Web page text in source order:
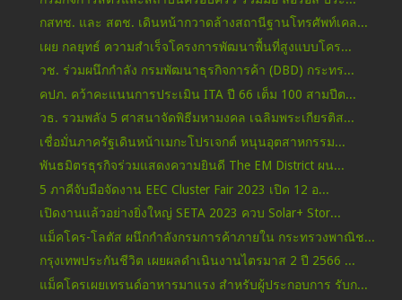
กสทช. และ สตช. เดินหน้ากวาดล้างสถานีฐานโทรศัพท์เคล...
เผย กลยุทธ์ ความสำเร็จโครงการพัฒนาพื้นที่สูงแบบโคร...
วช. ร่วมผนึกกำลัง กรมพัฒนาธุรกิจการค้า (DBD) กระทร...
คปภ. คว้าคะแนนการประเมิน ITA ปี 66 เต็ม 100 สามปีต...
วธ. รวมพลัง 5 ศาสนาจัดพิธีมหามงคล เฉลิมพระเกียรติส...
เชื่อมั่นภาครัฐเดินหน้าเมกะโปรเจกต์ หนุนอุตสาหกรรม...
พันธมิตรธุรกิจร่วมแสดงความยินดี The EM District ผน...
5 ภาคีจับมือจัดงาน EEC Cluster Fair 2023 เปิด 12 อ...
เปิดงานแล้วอย่างยิ่งใหญ่ SETA 2023 ควบ Solar+ Stor...
แม็คโคร-โลตัส ผนึกกำลังกรมการค้าภายใน กระทรวงพาณิช...
กรุงเทพประกันชีวิต เผยผลดำเนินงานไตรมาส 2 ปี 2566 ...
แม็คโครเผยเทรนด์อาหารมาแรง สำหรับผู้ประกอบการ รับก...